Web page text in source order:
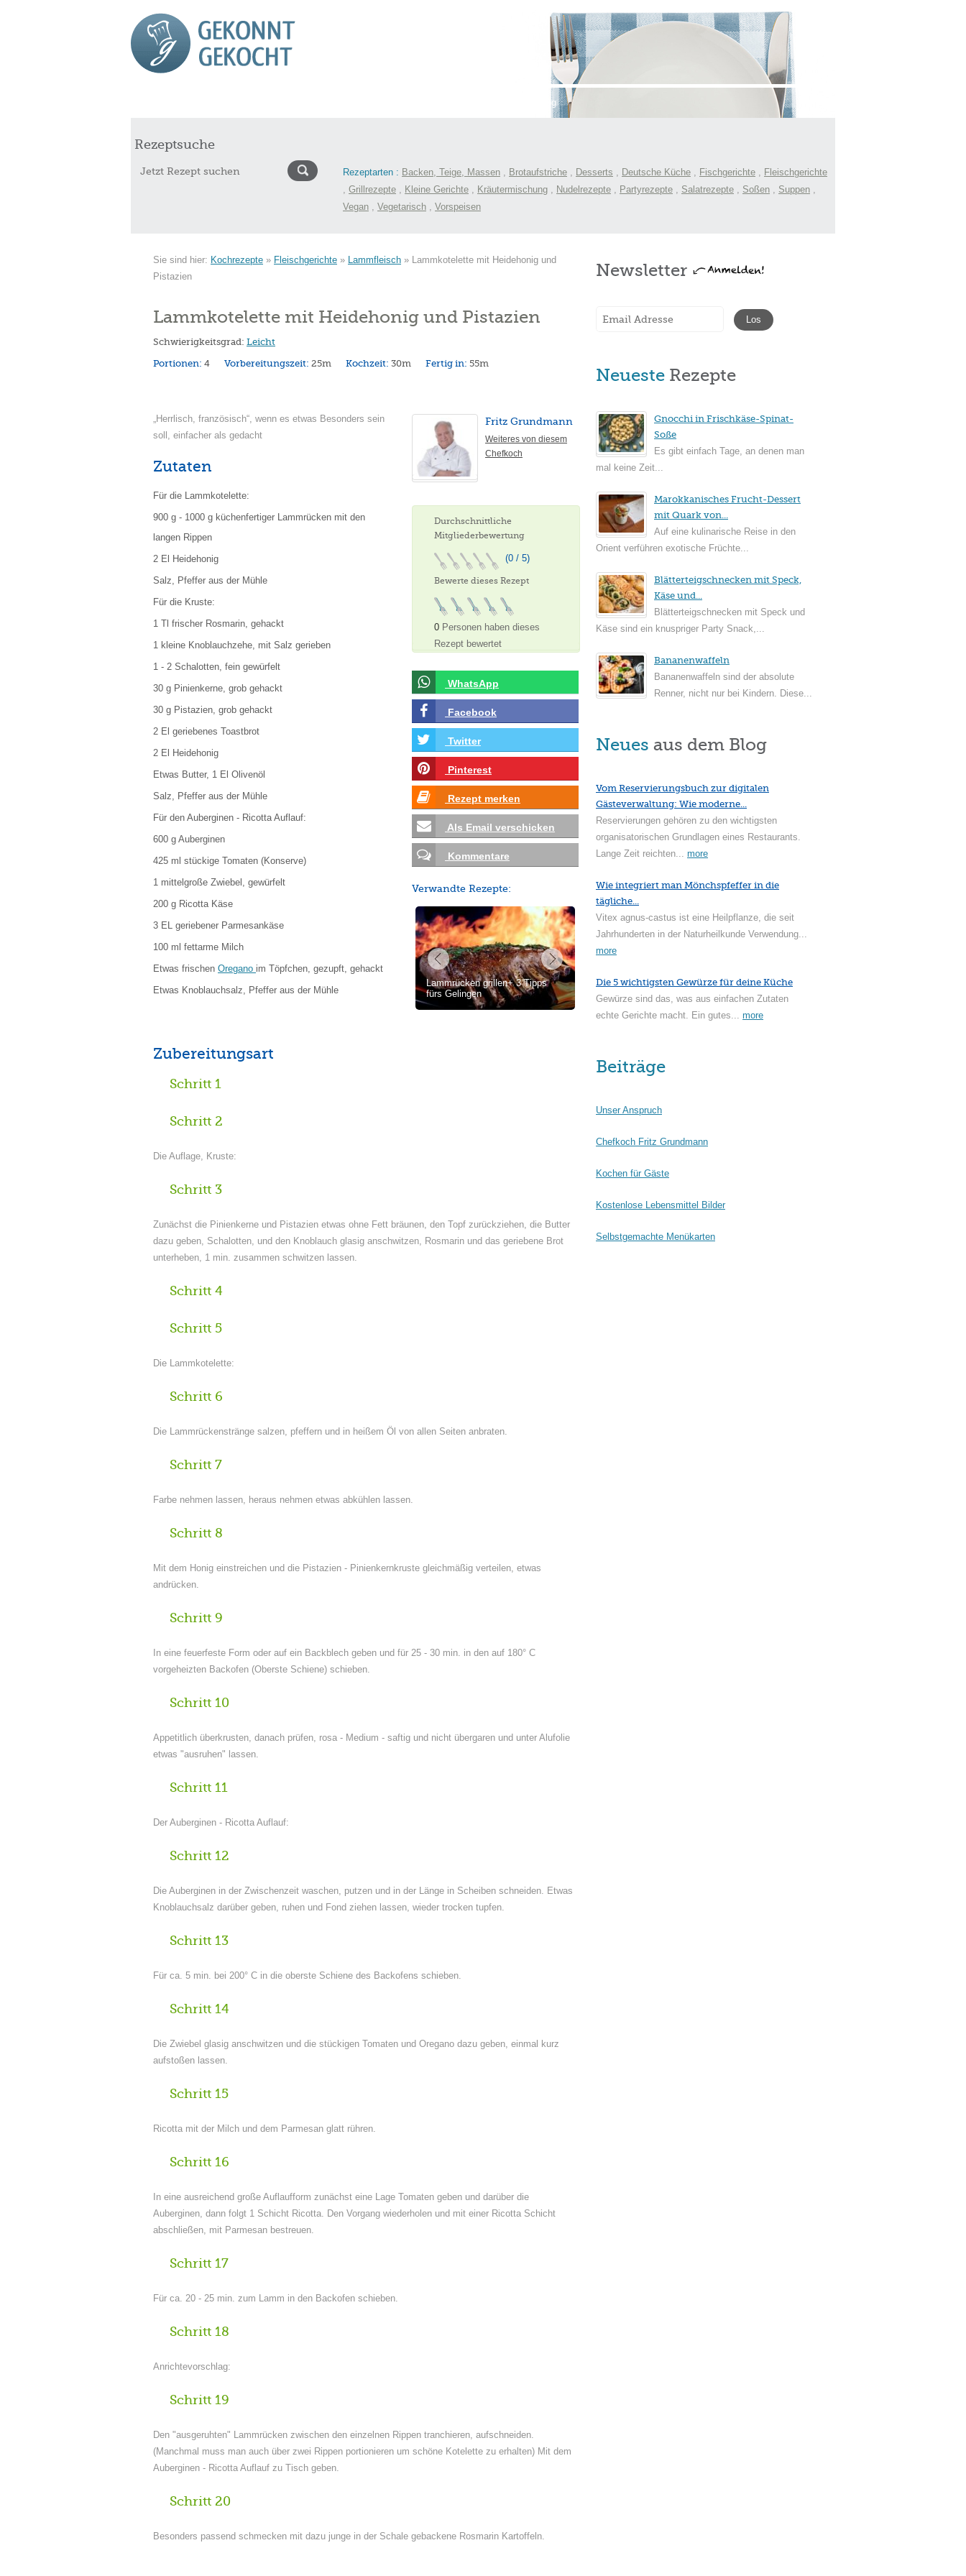
Blog
Rezeptsuche
Rezeptarten : Backen, Teige, Massen , Brotaufstriche , Desserts , Deutsche Küche , Fischgerichte , Fleischgerichte
, Grillrezepte , Kleine Gerichte , Kräutermischung , Nudelrezepte , Partyrezepte , Salatrezepte , Soßen , Suppen ,
Vegan , Vegetarisch , Vorspeisen
Sie sind hier: Kochrezepte » Fleischgerichte » Lammfleisch » Lammkotelette mit Heidehonig und
Pistazien
Lammkotelette mit Heidehonig und Pistazien
Schwierigkeitsgrad: Leicht
Portionen: 4 Vorbereitungszeit: 25m Kochzeit: 30m Fertig in: 55m
Fritz Grundmann
Weiteres von diesem
Chefkoch
Durchschnittliche
Mitgliederbewertung
(0 / 5)
Bewerte dieses Rezept
0 Personen haben dieses
Rezept bewertet
WhatsApp
Facebook
Twitter
Pinterest
Rezept merken
Als Email verschicken
Kommentare
Verwandte Rezepte:
Lammrücken grillen+ 3 Tipps
fürs Gelingen
„Herrlisch, französisch“, wenn es etwas Besonders sein
soll, einfacher als gedacht
Zutaten
Für die Lammkotelette:
900 g - 1000 g küchenfertiger Lammrücken mit den
langen Rippen
2 El Heidehonig
Salz, Pfeffer aus der Mühle
Für die Kruste:
1 Tl frischer Rosmarin, gehackt
1 kleine Knoblauchzehe, mit Salz gerieben
1 - 2 Schalotten, fein gewürfelt
30 g Pinienkerne, grob gehackt
30 g Pistazien, grob gehackt
2 El geriebenes Toastbrot
2 El Heidehonig
Etwas Butter, 1 El Olivenöl
Salz, Pfeffer aus der Mühle
Für den Auberginen - Ricotta Auflauf:
600 g Auberginen
425 ml stückige Tomaten (Konserve)
1 mittelgroße Zwiebel, gewürfelt
200 g Ricotta Käse
3 EL geriebener Parmesankäse
100 ml fettarme Milch
Etwas frischen Oregano im Töpfchen, gezupft, gehackt
Etwas Knoblauchsalz, Pfeffer aus der Mühle
Zubereitungsart
Schritt 1
Schritt 2
Die Auflage, Kruste:
Schritt 3
Zunächst die Pinienkerne und Pistazien etwas ohne Fett bräunen, den Topf zurückziehen, die Butter
dazu geben, Schalotten, und den Knoblauch glasig anschwitzen, Rosmarin und das geriebene Brot
unterheben, 1 min. zusammen schwitzen lassen.
Schritt 4
Schritt 5
Die Lammkotelette:
Schritt 6
Die Lammrückenstränge salzen, pfeffern und in heißem Öl von allen Seiten anbraten.
Schritt 7
Farbe nehmen lassen, heraus nehmen etwas abkühlen lassen.
Schritt 8
Mit dem Honig einstreichen und die Pistazien - Pinienkernkruste gleichmäßig verteilen, etwas
andrücken.
Schritt 9
In eine feuerfeste Form oder auf ein Backblech geben und für 25 - 30 min. in den auf 180° C
vorgeheizten Backofen (Oberste Schiene) schieben.
Schritt 10
Appetitlich überkrusten, danach prüfen, rosa - Medium - saftig und nicht übergaren und unter Alufolie
etwas "ausruhen" lassen.
Schritt 11
Der Auberginen - Ricotta Auflauf:
Schritt 12
Die Auberginen in der Zwischenzeit waschen, putzen und in der Länge in Scheiben schneiden. Etwas
Knoblauchsalz darüber geben, ruhen und Fond ziehen lassen, wieder trocken tupfen.
Schritt 13
Für ca. 5 min. bei 200° C in die oberste Schiene des Backofens schieben.
Schritt 14
Die Zwiebel glasig anschwitzen und die stückigen Tomaten und Oregano dazu geben, einmal kurz
aufstoßen lassen.
Schritt 15
Ricotta mit der Milch und dem Parmesan glatt rühren.
Schritt 16
In eine ausreichend große Auflaufform zunächst eine Lage Tomaten geben und darüber die
Auberginen, dann folgt 1 Schicht Ricotta. Den Vorgang wiederholen und mit einer Ricotta Schicht
abschließen, mit Parmesan bestreuen.
Schritt 17
Für ca. 20 - 25 min. zum Lamm in den Backofen schieben.
Schritt 18
Anrichtevorschlag:
Schritt 19
Den "ausgeruhten" Lammrücken zwischen den einzelnen Rippen tranchieren, aufschneiden.
(Manchmal muss man auch über zwei Rippen portionieren um schöne Kotelette zu erhalten) Mit dem
Auberginen - Ricotta Auflauf zu Tisch geben.
Schritt 20
Besonders passend schmecken mit dazu junge in der Schale gebackene Rosmarin Kartoffeln.
Newsletter
Neueste Rezepte
Gnocchi in Frischkäse-Spinat-
Soße
Es gibt einfach Tage, an denen man
mal keine Zeit...
Marokkanisches Frucht-Dessert
mit Quark von...
Auf eine kulinarische Reise in den
Orient verführen exotische Früchte...
Blätterteigschnecken mit Speck,
Käse und...
Blätterteigschnecken mit Speck und
Käse sind ein knuspriger Party Snack,...
Bananenwaffeln
Bananenwaffeln sind der absolute
Renner, nicht nur bei Kindern. Diese...
Neues aus dem Blog
Vom Reservierungsbuch zur digitalen
Gästeverwaltung: Wie moderne...
Reservierungen gehören zu den wichtigsten
organisatorischen Grundlagen eines Restaurants.
Lange Zeit reichten... more
Wie integriert man Mönchspfeffer in die
tägliche...
Vitex agnus-castus ist eine Heilpflanze, die seit
Jahrhunderten in der Naturheilkunde Verwendung...
more
Die 5 wichtigsten Gewürze für deine Küche
Gewürze sind das, was aus einfachen Zutaten
echte Gerichte macht. Ein gutes... more
Beiträge
Unser Anspruch
Chefkoch Fritz Grundmann
Kochen für Gäste
Kostenlose Lebensmittel Bilder
Selbstgemachte Menükarten